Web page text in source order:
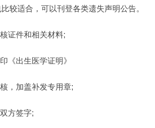
较适合，可以刊登各类遗失声明公告。
证件和相关材料;
《出生医学证明》
，加盖补发专用章;
方签字;